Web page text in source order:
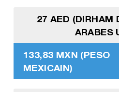
27 AED (DIRHAM
ARABES
133,83 MXN (PESO
MEXICAIN)